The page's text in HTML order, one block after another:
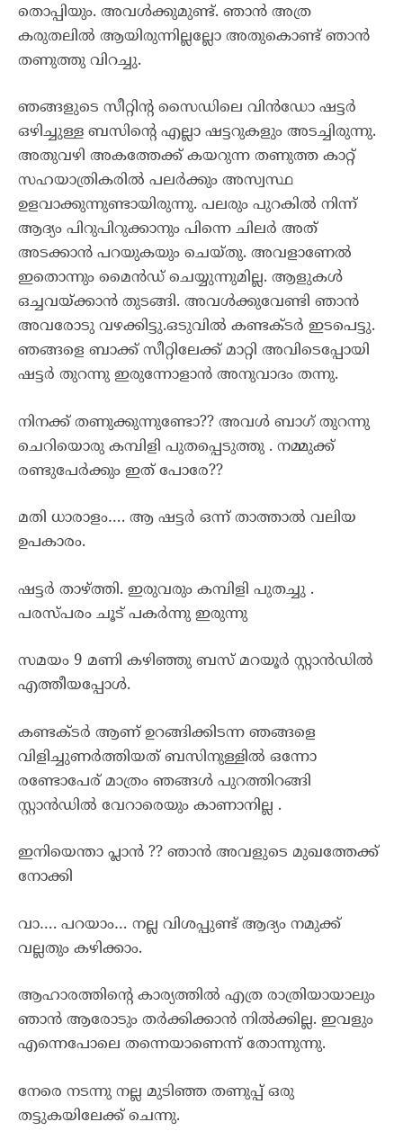
തൊപ്പിയും. അവൾക്കുമുണ്ട്. ഞാൻ അത്ര
കരുതലിൽ ആയിരുന്നില്ലല്ലോ അതുകൊണ്ട് ഞാൻ
തണുത്തു വിറച്ചു.
ഞങ്ങളുടെ സീറ്റിന്റ സൈഡിലെ വിൻഡോ ഷട്ടർ
ഒഴിച്ചുള്ള ബസിന്റെ എല്ലാ ഷട്ടറുകളും അടച്ചിരുന്നു.
അതുവഴി അകത്തേക്ക് കയറുന്ന തണുത്ത കാറ്റ്
സഹയാത്രികരിൽ പലർക്കും അസ്വസ്ഥ
ഉളവാക്കുന്നുണ്ടായിരുന്നു. പലരും പുറകിൽ നിന്ന്
ആദ്യം പിറുപിറുക്കാനും പിന്നെ ചിലർ അത്
അടക്കാൻ പറയുകയും ചെയ്തു. അവളാണേൽ
ഇതൊന്നും മൈൻഡ് ചെയ്യുന്നുമില്ല. ആളുകൾ
ഒച്ചവയ്ക്കാൻ തുടങ്ങി. അവൾക്കുവേണ്ടി ഞാൻ
അവരോടു വഴക്കിട്ടു.ഒടുവിൽ കണ്ടക്ടർ ഇടപെട്ടു.
ഞങ്ങളെ ബാക്ക് സീറ്റിലേക്ക് മാറ്റി അവിടെപ്പോയി
ഷട്ടർ തുറന്നു ഇരുന്നോളാൻ അനുവാദം തന്നു.
നിനക്ക് തണുക്കുന്നുണ്ടോ?? അവൾ ബാഗ് തുറന്നു
ചെറിയൊരു കമ്പിളി പുതപ്പെടുത്തു . നമ്മുക്ക്
രണ്ടുപേർക്കും ഇത് പോരേ??
മതി ധാരാളം…. ആ ഷട്ടർ ഒന്ന് താത്താൽ വലിയ
ഉപകാരം.
ഷട്ടർ താഴ്ത്തി. ഇരുവരും കമ്പിളി പുതച്ചു .
പരസ്പരം ചൂട് പകർന്നു ഇരുന്നു
സമയം 9 മണി കഴിഞ്ഞു ബസ് മറയൂർ സ്റ്റാൻഡിൽ
എത്തീയപ്പോൾ.
കണ്ടക്ടർ ആണ് ഉറങ്ങിക്കിടന്ന ഞങ്ങളെ
വിളിച്ചുണർത്തിയത് ബസിനുള്ളിൽ ഒന്നോ
രണ്ടോപേര് മാത്രം ഞങ്ങൾ പുറത്തിറങ്ങി
സ്റ്റാൻഡിൽ വേറാരെയും കാണാനില്ല .
ഇനിയെന്താ പ്ലാൻ ?? ഞാൻ അവളുടെ മുഖത്തേക്ക്
നോക്കി
വാ…. പറയാം… നല്ല വിശപ്പുണ്ട് ആദ്യം നമുക്ക്
വല്ലതും കഴിക്കാം.
ആഹാരത്തിന്റെ കാര്യത്തിൽ എത്ര രാത്രിയായാലും
ഞാൻ ആരോടും തർക്കിക്കാൻ നിൽക്കില്ല. ഇവളും
എന്നെപോലെ തന്നെയാണെന്ന് തോന്നുന്നു.
നേരെ നടന്നു നല്ല മുടിഞ്ഞ തണുപ്പ് ഒരു
തട്ടുകയിലേക്ക് ചെന്നു.